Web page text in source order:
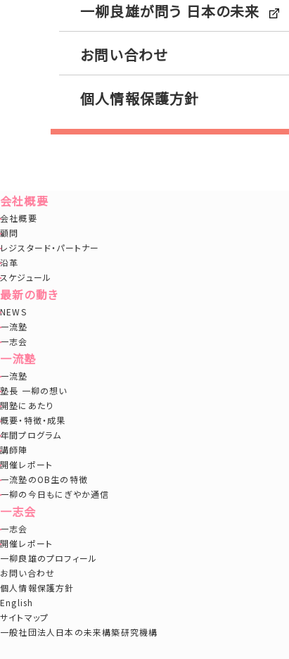
一柳良雄が問う 日本の未来
お問い合わせ
個人情報保護方針
会社概要
会社概要
顧問
レジスタード・パートナー
沿革
スケジュール
最新の動き
NEWS
一流塾
一志会
一流塾
一流塾
塾長 一柳の想い
開塾にあたり
概要・特徴・成果
年間プログラム
講師陣
開催レポート
一流塾のOB生の特徴
一柳の今日もにぎやか通信
一志会
一志会
開催レポート
一柳良雄のプロフィール
お問い合わせ
個人情報保護方針
English
サイトマップ
一般社団法人日本の未来構築研究機構